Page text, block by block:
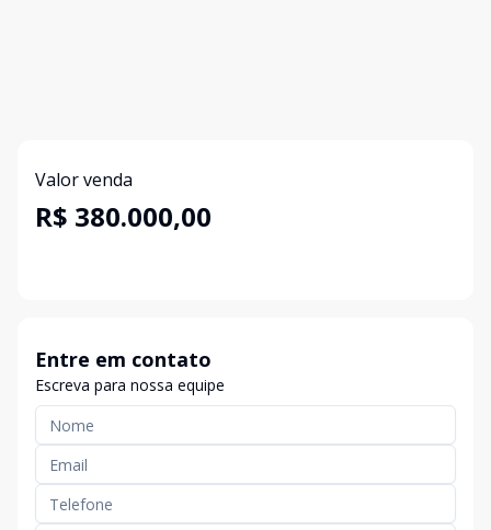
Valor venda
R$ 380.000,00
Entre em contato
Escreva para nossa equipe